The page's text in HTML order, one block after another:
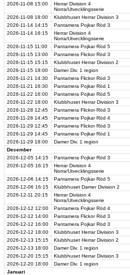
2026-11-08 15:00
Herrar Division 4
Norra/Utvecklingsserie
2026-11-08 18:00 Klubbhuset Herrar Division 3
2026-11-14 14:15 Pantamera Pojkar Röd 3
2026-11-14 16:15
Herrar Division 4
Norra/Utvecklingsserie
2026-11-15 11:00 Pantamera Pojkar Röd 5
2026-11-15 13:00 Pantamera Flickor Röd 3
2026-11-15 15:15 Klubbhuset Herrar Division 2
2026-11-15 18:00 Damer Div. 1 region
2026-11-21 14:30 Pantamera Flickor Röd 3
2026-11-21 16:30 Pantamera Pojkar Röd 1
2026-11-22 16:00 Pantamera Pojkar Röd 5
2026-11-22 18:00 Klubbhuset Herrar Division 3
2026-11-28 12:45 Pantamera Flickor Röd 3
2026-11-28 14:45 Pantamera Pojkar Röd 4
2026-11-29 12:45 Pantamera Flickor Röd 3
2026-11-29 14:45 Pantamera Pojkar Röd 1
2026-11-29 18:00 Damer Div. 1 region
December
2026-12-05 14:15 Pantamera Pojkar Röd 3
2026-12-05 16:15
Herrar Division 4
Norra/Utvecklingsserie
2026-12-06 14:15 Pantamera Pojkar Röd 5
2026-12-06 16:15 Klubbhuset Damer Division 2
2026-12-11 20:15
Herrar Division 4
Norra/Utvecklingsserie
2026-12-12 12:00 Pantamera Pojkar Röd 4
2026-12-12 14:00 Pantamera Flickor Röd 3
2026-12-12 16:00 Pantamera Pojkar Röd 3
2026-12-12 18:00 Klubbhuset Herrar Division 3
2026-12-13 15:15 Klubbhuset Herrar Division 2
2026-12-13 18:00 Damer Div. 1 region
2026-12-20 15:15 Klubbhuset Herrar Division 3
2026-12-20 18:00 Damer Div. 1 region
Januari